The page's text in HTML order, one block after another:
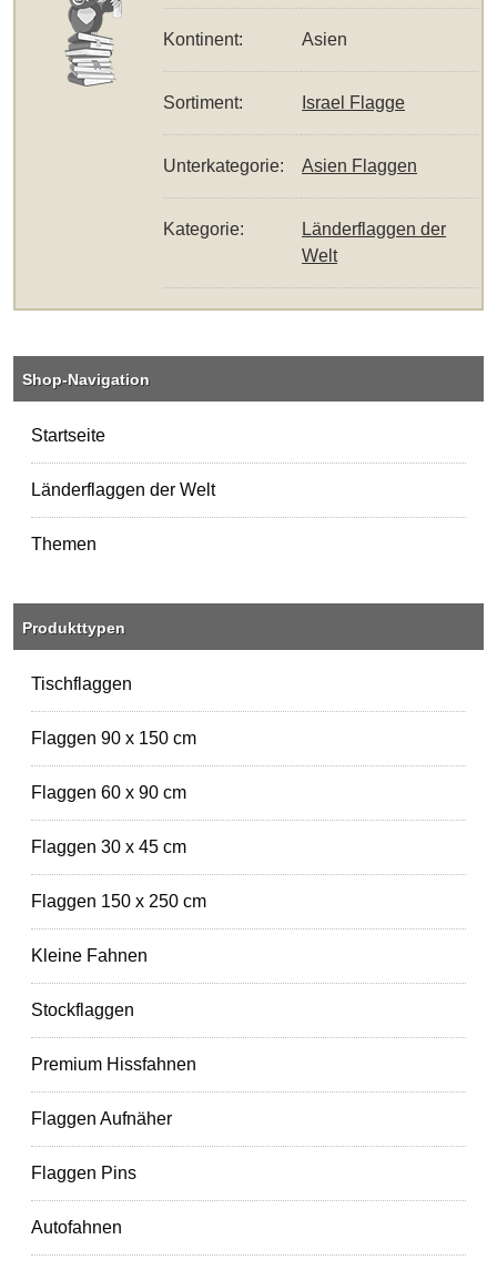
Kontinent: Asien
Sortiment: Israel Flagge
Unterkategorie: Asien Flaggen
Kategorie:
Länderflaggen der
Welt
Shop-Navigation
Startseite
Länderflaggen der Welt
Themen
Produkttypen
Tischflaggen
Flaggen 90 x 150 cm
Flaggen 60 x 90 cm
Flaggen 30 x 45 cm
Flaggen 150 x 250 cm
Kleine Fahnen
Stockflaggen
Premium Hissfahnen
Flaggen Aufnäher
Flaggen Pins
Autofahnen